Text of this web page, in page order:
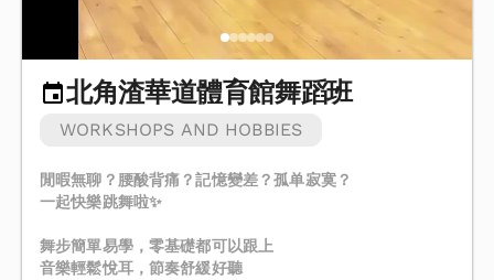
北角渣華道體育館舞蹈班
WORKSHOPS AND HOBBIES
閒暇無聊？腰酸背痛？記憶變差？孤单寂寞？
一起快樂跳舞啦✨
舞步簡單易學，零基礎都可以跟上
音樂輕鬆悅耳，節奏舒緩好聽